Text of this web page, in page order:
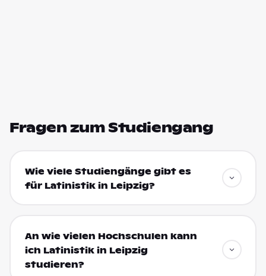
Fragen zum Studiengang
Wie viele Studiengänge gibt es
für Latinistik in Leipzig?
An wie vielen Hochschulen kann
ich Latinistik in Leipzig
studieren?